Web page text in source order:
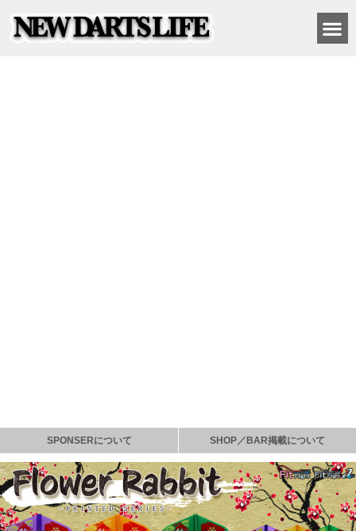
SPONSERについて SHOP／BAR掲載について